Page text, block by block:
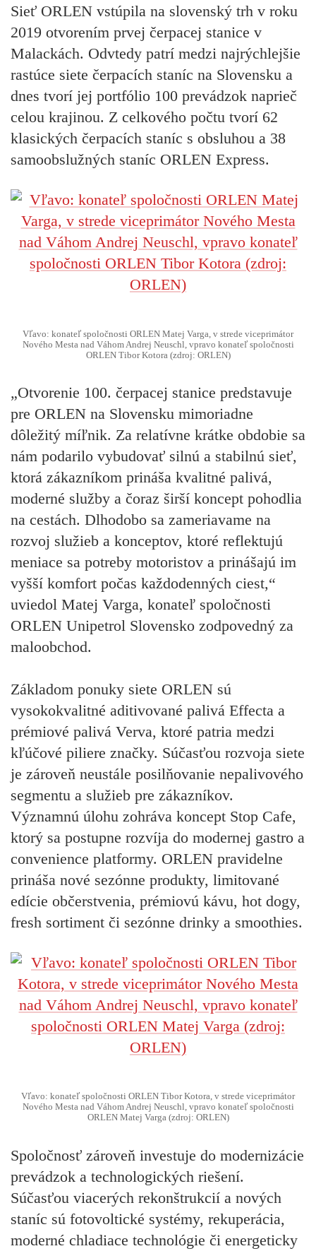
Sieť ORLEN vstúpila na slovenský trh v roku
2019 otvorením prvej čerpacej stanice v
Malackách. Odvtedy patrí medzi najrýchlejšie
rastúce siete čerpacích staníc na Slovensku a
dnes tvorí jej portfólio 100 prevádzok naprieč
celou krajinou. Z celkového počtu tvorí 62
klasických čerpacích staníc s obsluhou a 38
samoobslužných staníc ORLEN Express.
Vľavo: konateľ spoločnosti ORLEN Matej Varga, v strede viceprimátor
Nového Mesta nad Váhom Andrej Neuschl, vpravo konateľ spoločnosti
ORLEN Tibor Kotora (zdroj: ORLEN)
„Otvorenie 100. čerpacej stanice predstavuje
pre ORLEN na Slovensku mimoriadne
dôležitý míľnik. Za relatívne krátke obdobie sa
nám podarilo vybudovať silnú a stabilnú sieť,
ktorá zákazníkom prináša kvalitné palivá,
moderné služby a čoraz širší koncept pohodlia
na cestách. Dlhodobo sa zameriavame na
rozvoj služieb a konceptov, ktoré reflektujú
meniace sa potreby motoristov a prinášajú im
vyšší komfort počas každodenných ciest,“
uviedol Matej Varga, konateľ spoločnosti
ORLEN Unipetrol Slovensko zodpovedný za
maloobchod.
Základom ponuky siete ORLEN sú
vysokokvalitné aditivované palivá Effecta a
prémiové palivá Verva, ktoré patria medzi
kľúčové piliere značky. Súčasťou rozvoja siete
je zároveň neustále posilňovanie nepalivového
segmentu a služieb pre zákazníkov.
Významnú úlohu zohráva koncept Stop Cafe,
ktorý sa postupne rozvíja do modernej gastro a
convenience platformy. ORLEN pravidelne
prináša nové sezónne produkty, limitované
edície občerstvenia, prémiovú kávu, hot dogy,
fresh sortiment či sezónne drinky a smoothies.
Vľavo: konateľ spoločnosti ORLEN Tibor Kotora, v strede viceprimátor
Nového Mesta nad Váhom Andrej Neuschl, vpravo konateľ spoločnosti
ORLEN Matej Varga (zdroj: ORLEN)
Spoločnosť zároveň investuje do modernizácie
prevádzok a technologických riešení.
Súčasťou viacerých rekonštrukcií a nových
staníc sú fotovoltické systémy, rekuperácia,
moderné chladiace technológie či energeticky